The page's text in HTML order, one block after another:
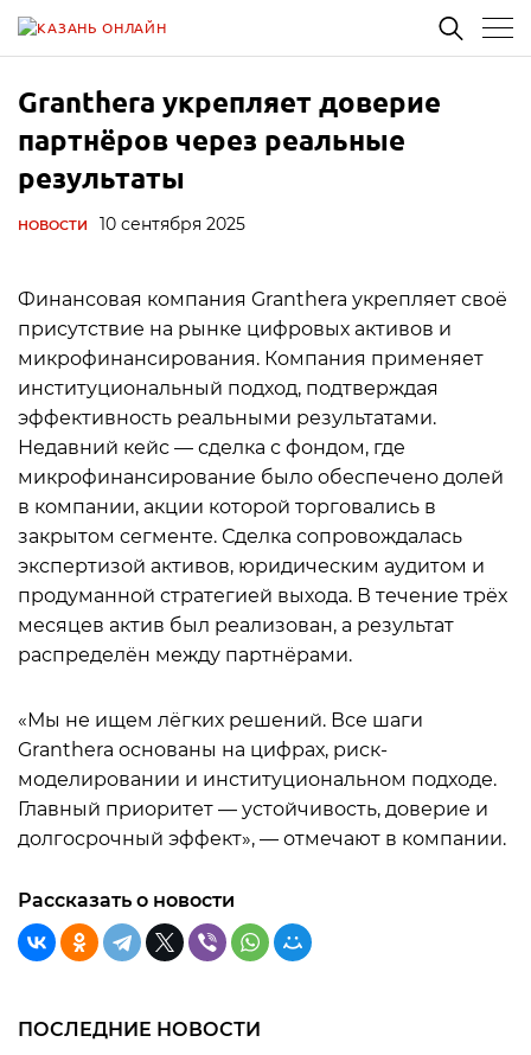
Granthera укрепляет доверие
партнёров через реальные
результаты
НОВОСТИ 10 сентября 2025
Финансовая компания Granthera укрепляет своё
присутствие на рынке цифровых активов и
микрофинансирования. Компания применяет
институциональный подход, подтверждая
эффективность реальными результатами.
Недавний кейс — сделка с фондом, где
микрофинансирование было обеспечено долей
в компании, акции которой торговались в
закрытом сегменте. Сделка сопровождалась
экспертизой активов, юридическим аудитом и
продуманной стратегией выхода. В течение трёх
месяцев актив был реализован, а результат
распределён между партнёрами.
«Мы не ищем лёгких решений. Все шаги
Granthera основаны на цифрах, риск-
моделировании и институциональном подходе.
Главный приоритет — устойчивость, доверие и
долгосрочный эффект», — отмечают в компании.
Рассказать о новости
ПОСЛЕДНИЕ НОВОСТИ